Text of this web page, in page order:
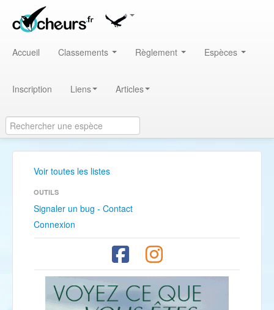
Accueil Classements Règlement Espèces
Inscription Liens Articles
Voir toutes les listes
OUTILS
Signaler un bug - Contact
Connexion